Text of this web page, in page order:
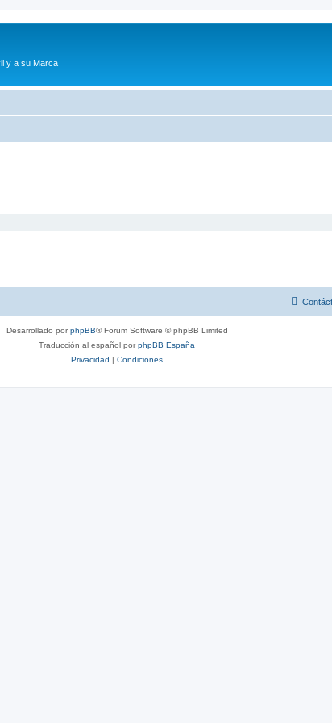
y a su Marca
Desarrollado porphpBB® Forum Software © phpBB Limited
Traducción al español porphpBB España
Privacidad | Condiciones